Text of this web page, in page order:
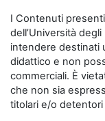
I Contenuti
dell’Università
intendere destinati
didattico e non
commerciali. È
che non sia
titolari e/o